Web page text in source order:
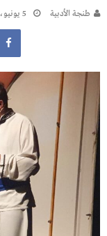
طنجة الأدبية 5 يونيو، 2026